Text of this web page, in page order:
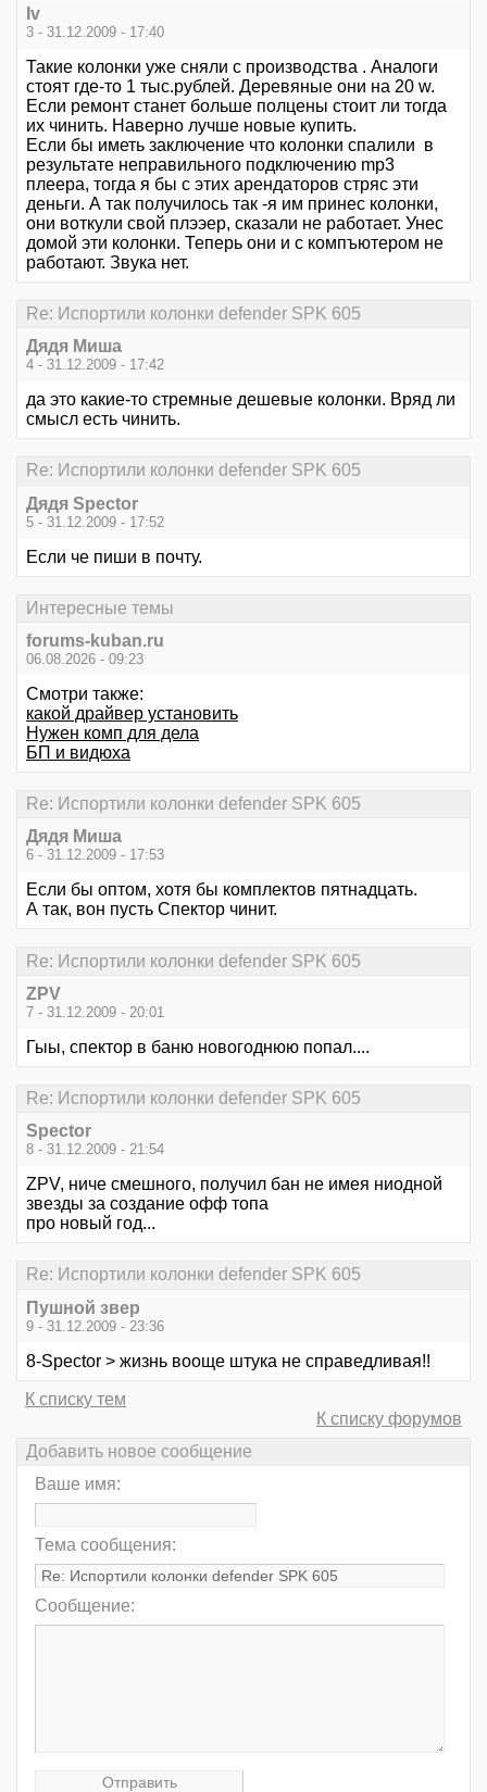
Iv
3 - 31.12.2009 - 17:40
Такие колонки уже сняли с производства . Аналоги
стоят где-то 1 тыс.рублей. Деревяные они на 20 w.
Если ремонт станет больше полцены стоит ли тогда
их чинить. Наверно лучше новые купить.
Если бы иметь заключение что колонки спалили в
результате неправильного подключению mp3
плеера, тогда я бы с этих арендаторов стряс эти
деньги. А так получилось так -я им принес колонки,
они воткули свой плээер, сказали не работает. Унес
домой эти колонки. Теперь они и с компъютером не
работают. Звука нет.
Re: Испортили колонки defender SPK 605
Дядя Миша
4 - 31.12.2009 - 17:42
да это какие-то стремные дешевые колонки. Вряд ли
смысл есть чинить.
Re: Испортили колонки defender SPK 605
Дядя Speсtor
5 - 31.12.2009 - 17:52
Если че пиши в почту.
Интересные темы
forums-kuban.ru
06.08.2026 - 09:23
Смотри также:
какой драйвер установить
Нужен комп для дела
БП и видюха
Re: Испортили колонки defender SPK 605
Дядя Миша
6 - 31.12.2009 - 17:53
Если бы оптом, хотя бы комплектов пятнадцать.
А так, вон пусть Спектор чинит.
Re: Испортили колонки defender SPK 605
ZPV
7 - 31.12.2009 - 20:01
Гыы, спектор в баню новогоднюю попал....
Re: Испортили колонки defender SPK 605
Spector
8 - 31.12.2009 - 21:54
ZPV, ниче смешного, получил бан не имея ниодной
звезды за создание офф топа
про новый год...
Re: Испортили колонки defender SPK 605
Пушной звер
9 - 31.12.2009 - 23:36
8-Spector > жизнь вооще штука не справедливая!!
К списку тем
К списку форумов
Добавить новое сообщение
Ваше имя:
Тема сообщения:
Сообщение: